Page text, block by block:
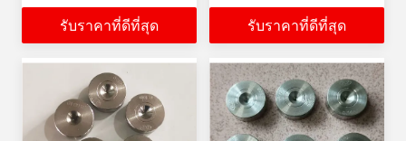
รับราคาที่ดีที่สุด
สูงสุด
รับราคาที่ดีที่สุด